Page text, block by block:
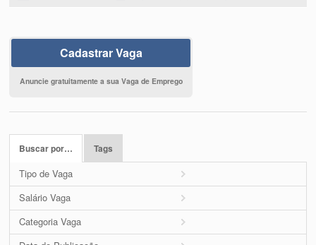
Cadastrar Vaga
Anuncie gratuitamente a sua Vaga de Emprego
Buscar por… Tags
Tipo de Vaga
Salário Vaga
Categoria Vaga